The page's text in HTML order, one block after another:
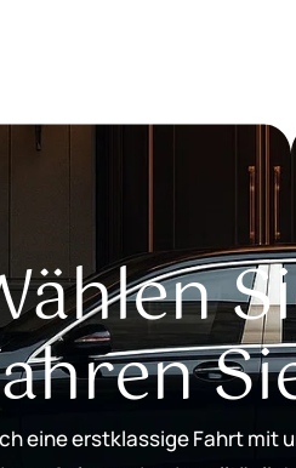
eine erstklassige Fahrt mit